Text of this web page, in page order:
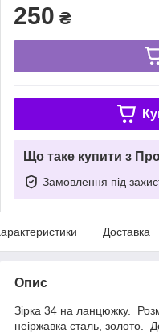
250 ₴
Що таке купити з
Замовлення під
Доставка
Опис
Зірка 34 на ланцюжку.
неіржавка сталь, золото.